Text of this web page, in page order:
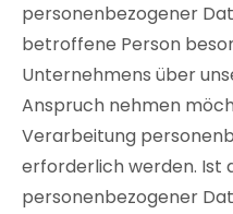
personenbezogener
betroffene Person
Unternehmens über
Anspruch nehmen
Verarbeitung
erforderlich werden. Ist
personenbezogener